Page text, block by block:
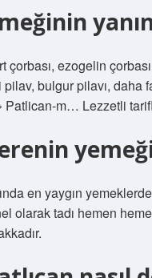
çorbası, ezogelin
pilav, bulgur pilavı,
Patlican-m… Lezzetli
en yaygın
olarak tadı hemen